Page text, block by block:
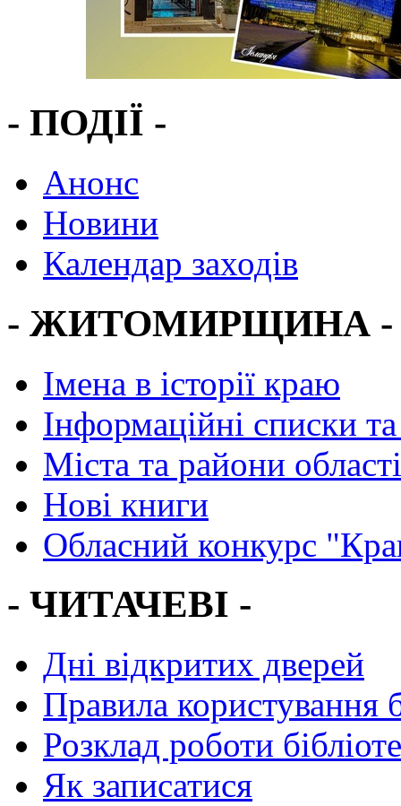
- ПОДІЇ -
Анонс
Новини
Календар заходів
- ЖИТОМИРЩИНА -
Імена в історії краю
Інформаційні списки
Міста та райони області
Нові книги
Обласний конкурс
- ЧИТАЧЕВІ -
Дні відкритих дверей
Правила користування
Розклад роботи
Як записатися